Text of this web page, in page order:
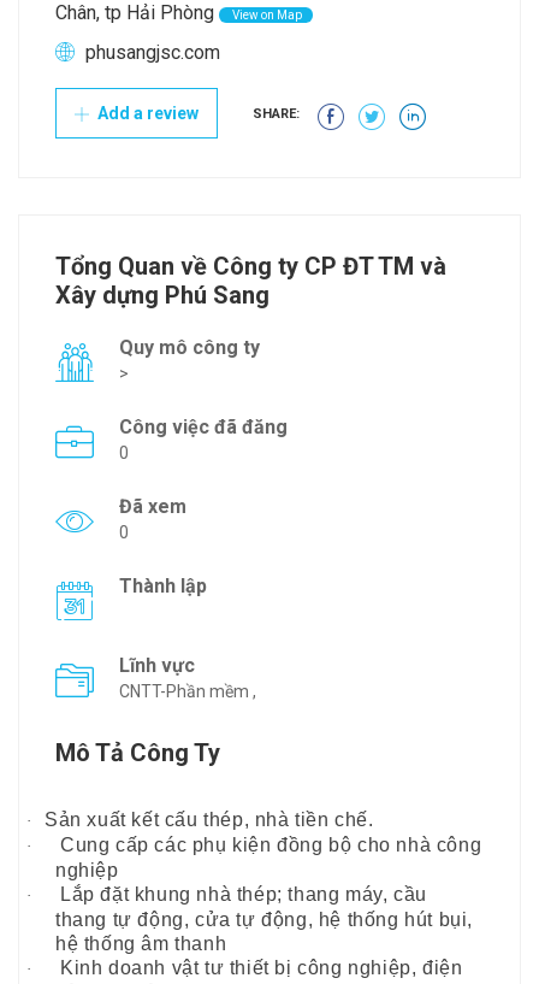
Chân, tp Hải Phòng
View on Map
phusangjsc.com
Add a review SHARE:
Tổng Quan về Công ty CP ĐT TM và
Xây dựng Phú Sang
Quy mô công ty
>
Công việc đã đăng
0
Đã xem
0
Thành lập
Lĩnh vực
CNTT-Phần mềm ,
Mô Tả Công Ty
· Sản xuất kết cấu thép, nhà tiền chế.
·
Cung cấp các phụ kiện đồng bộ cho nhà công
nghiệp
·
Lắp đặt khung nhà thép; thang máy, cầu
thang tự động, cửa tự động, hệ thống hút bụi,
hệ thống âm thanh
·
Kinh doanh vật tư thiết bị công nghiệp, điện